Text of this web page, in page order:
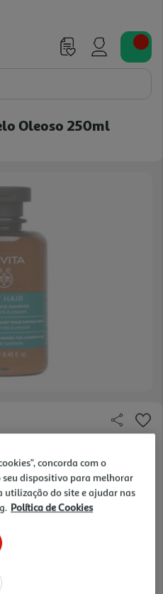
Oleoso 250ml
concorda com o
dispositivo para melhorar
utilização do site e ajudar nas
Política de Cookies